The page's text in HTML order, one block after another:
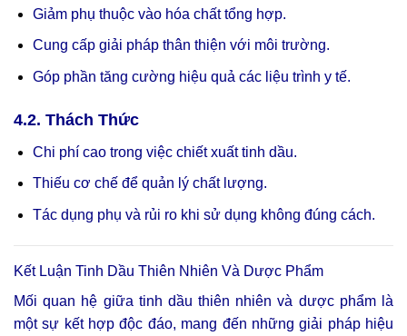
Giảm phụ thuộc vào hóa chất tổng hợp.
Cung cấp giải pháp thân thiện với môi trường.
Góp phần tăng cường hiệu quả các liệu trình y tế.
4.2. Thách Thức
Chi phí cao trong việc chiết xuất tinh dầu.
Thiếu cơ chế để quản lý chất lượng.
Tác dụng phụ và rủi ro khi sử dụng không đúng cách.
Kết Luận Tinh Dầu Thiên Nhiên Và Dược Phẩm
Mối quan hệ giữa tinh dầu thiên nhiên và dược phẩm là
một sự kết hợp độc đáo, mang đến những giải pháp hiệu